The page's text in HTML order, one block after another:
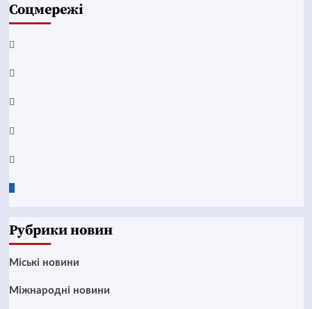
Соцмережі
Facebook
YouTube
Telegram
Instagram
Twitter
Google
Рубрики новин
Mіські новини
Міжнародні новини